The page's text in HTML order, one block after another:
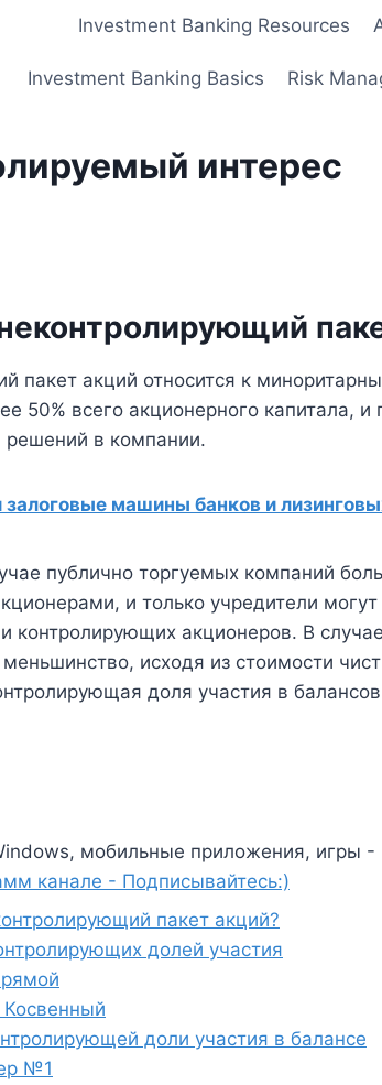
Investment Banking Resources
Investment Banking Basics Risk
интерес
пакет акций относится к
50% всего акционерного капитала, и
решений в компании.
машины банков и
публично торгуемых компаний
и только учредители могут
контролирующих акционеров. В
исходя из стоимости
доля участия в
мобильные приложения, игры
канале - Подписывайтесь:)
пакет акций?
долей участия
доли участия в балансе
№1